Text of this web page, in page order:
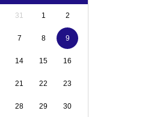
31 1 2
7 8 9
14 15 16
21 22 23
28 29 30